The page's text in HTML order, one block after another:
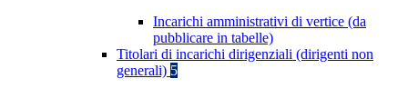
Incarichi amministrativi di vertice (da
pubblicare in tabelle)
Titolari di incarichi dirigenziali (dirigenti non
generali) 5